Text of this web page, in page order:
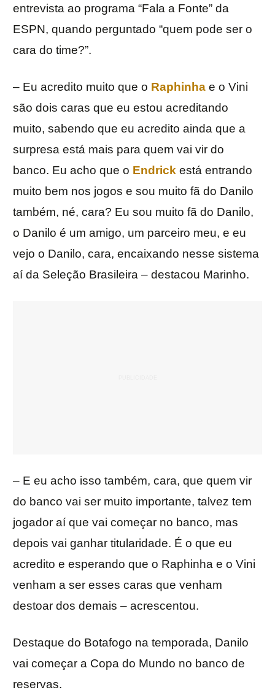
entrevista ao programa “Fala a Fonte” da
ESPN, quando perguntado “quem pode ser o
cara do time?”.
– Eu acredito muito que o Raphinha e o Vini
são dois caras que eu estou acreditando
muito, sabendo que eu acredito ainda que a
surpresa está mais para quem vai vir do
banco. Eu acho que o Endrick está entrando
muito bem nos jogos e sou muito fã do Danilo
também, né, cara? Eu sou muito fã do Danilo,
o Danilo é um amigo, um parceiro meu, e eu
vejo o Danilo, cara, encaixando nesse sistema
aí da Seleção Brasileira – destacou Marinho.
– E eu acho isso também, cara, que quem vir
do banco vai ser muito importante, talvez tem
jogador aí que vai começar no banco, mas
depois vai ganhar titularidade. É o que eu
acredito e esperando que o Raphinha e o Vini
venham a ser esses caras que venham
destoar dos demais – acrescentou.
Destaque do Botafogo na temporada, Danilo
vai começar a Copa do Mundo no banco de
reservas.